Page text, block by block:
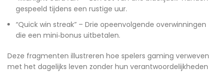
gespeeld tijdens een rustige uur.
“Quick win streak” – Drie opeenvolgende overwinningen
die een mini‑bonus uitbetalen.
Deze fragmenten illustreren hoe spelers gaming verweven
met het dagelijks leven zonder hun verantwoordelijkheden